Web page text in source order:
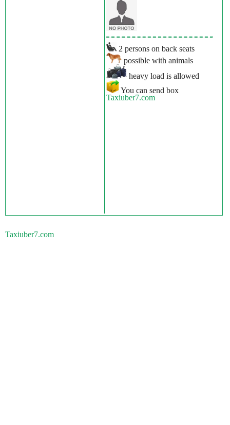
2 persons on back seats
possible with animals
heavy load is allowed
You can send box
Taxiuber7.com
Taxiuber7.com